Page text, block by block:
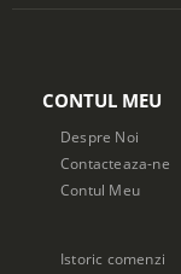
CONTUL MEU
Despre Noi
Contacteaza-ne
Contul Meu
Istoric comenzi